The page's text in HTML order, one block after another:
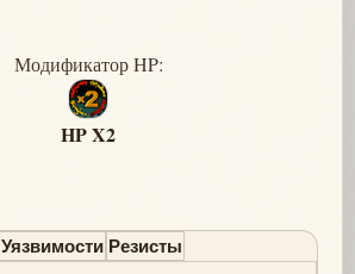
Модификатор HP:
HP X2
Уязвимости Резисты